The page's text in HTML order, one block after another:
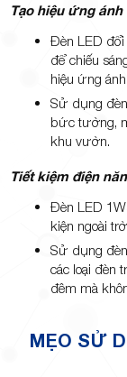
Tạo hiệu ứng
Đèn LED
để chiếu
hiệu ứng
Sử dụng
bức tường,
khu vườn.
Tiết kiệm điện
Đèn LED
kiện ngoài
Sử dụng
các loại đèn
đêm mà
MẸO SỬ